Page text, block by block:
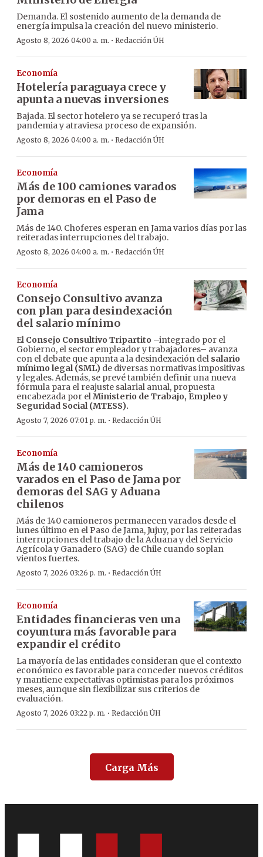
Demanda. El sostenido aumento de la demanda de
energía impulsa la creación del nuevo ministerio.
Agosto 8, 2026 04:00 a. m. · Redacción ÚH
Economía
Hotelería paraguaya crece y
apunta a nuevas inversiones
Bajada. El sector hotelero ya se recuperó tras la
pandemia y atraviesa proceso de expansión.
Agosto 8, 2026 04:00 a. m. · Redacción ÚH
Economía
Más de 100 camiones varados
por demoras en el Paso de
Jama
Más de 140. Choferes esperan en Jama varios días por las
reiteradas interrupciones del trabajo.
Agosto 8, 2026 04:00 a. m. · Redacción ÚH
Economía
Consejo Consultivo avanza
con plan para desindexación
del salario mínimo
El Consejo Consultivo Tripartito –integrado por el
Gobierno, el sector empleador y trabajadores– avanza
con el debate que apunta a la desindexación del salario
mínimo legal (SML) de diversas normativas impositivas
y legales. Además, se prevé también definir una nueva
fórmula para el reajuste salarial anual, propuesta
encabezada por elMinisterio de Trabajo, Empleo y
Seguridad Social (MTESS).
Agosto 7, 2026 07:01 p. m. · Redacción ÚH
Economía
Más de 140 camioneros
varados en el Paso de Jama por
demoras del SAG y Aduana
chilenos
Más de 140 camioneros permanecen varados desde el
lunes último en el Paso de Jama, Jujuy, por las reiteradas
interrupciones del trabajo de la Aduana y del Servicio
Agrícola y Ganadero (SAG) de Chile cuando soplan
vientos fuertes.
Agosto 7, 2026 03:26 p. m. · Redacción ÚH
Economía
Entidades financieras ven una
coyuntura más favorable para
expandir el crédito
La mayoría de las entidades consideran que el contexto
económico es favorable para conceder nuevos créditos
y mantiene expectativas optimistas para los próximos
meses, aunque sin flexibilizar sus criterios de
evaluación.
Agosto 7, 2026 03:22 p. m. · Redacción ÚH
Carga Más